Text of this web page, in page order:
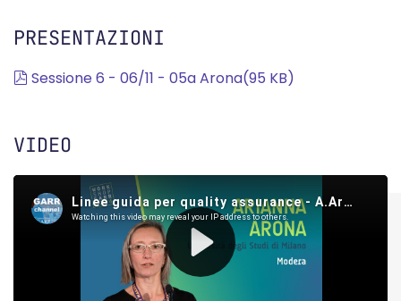
PRESENTAZIONI
pdf
Sessione 6 - 06/11 - 05a Arona(95 KB)
VIDEO